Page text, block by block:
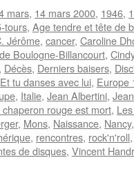
mars, 14 mars 2000, 1946,
tours, Age tendre et tête de
Jérôme, cancer, Caroline
Boulogne-Billancourt, Cindy
, Décès, Derniers baisers,
Et tu danses avec lui, Europe
, Italie, Jean Albertini,
chaperon rouge est mort,
, Mons, Naissance, Nancy
, rencontres, rock'n'roll
de disques, Vincent